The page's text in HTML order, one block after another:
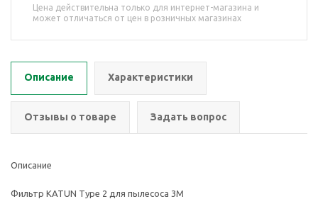
Цена действительна только для интернет-магазина и
может отличаться от цен в розничных магазинах
Описание Характеристики
Отзывы о товаре Задать вопрос
Описание
Фильтр KATUN Type 2 для пылесоса 3М